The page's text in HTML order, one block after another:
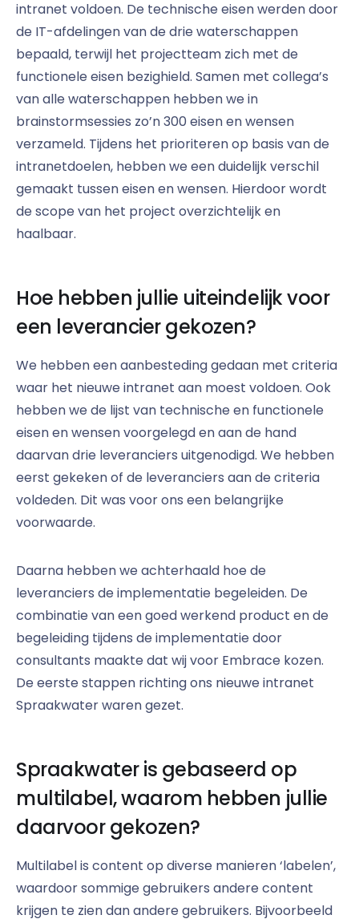
intranet voldoen. De technische eisen werden door
de IT-afdelingen van de drie waterschappen
bepaald, terwijl het projectteam zich met de
functionele eisen bezighield. Samen met collega’s
van alle waterschappen hebben we in
brainstormsessies zo’n 300 eisen en wensen
verzameld. Tijdens het prioriteren op basis van de
intranetdoelen, hebben we een duidelijk verschil
gemaakt tussen eisen en wensen. Hierdoor wordt
de scope van het project overzichtelijk en
haalbaar.
Hoe hebben jullie uiteindelijk voor
een leverancier gekozen?
We hebben een aanbesteding gedaan met criteria
waar het nieuwe intranet aan moest voldoen. Ook
hebben we de lijst van technische en functionele
eisen en wensen voorgelegd en aan de hand
daarvan drie leveranciers uitgenodigd. We hebben
eerst gekeken of de leveranciers aan de criteria
voldeden. Dit was voor ons een belangrijke
voorwaarde.
Daarna hebben we achterhaald hoe de
leveranciers de implementatie begeleiden. De
combinatie van een goed werkend product en de
begeleiding tijdens de implementatie door
consultants maakte dat wij voor Embrace kozen.
De eerste stappen richting ons nieuwe intranet
Spraakwater waren gezet.
Spraakwater is gebaseerd op
multilabel, waarom hebben jullie
daarvoor gekozen?
Multilabel is content op diverse manieren ‘labelen’,
waardoor sommige gebruikers andere content
krijgen te zien dan andere gebruikers. Bijvoorbeeld